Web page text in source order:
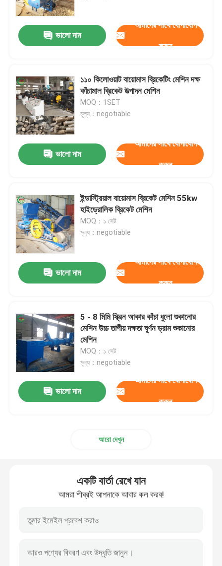
বাড়ি
আমাদের সম্পর্কে
কারখানা ভ্রমণ
মান নিয়ন্ত্রণ
কাঠ চিপার মেশিন
কাঠের কাঠের মেশিন
ভালো দাম
আমাদের সাথে যোগাযোগ
করুন
১১০ কিলোওয়াট বায়োমাস ব্রিকেটিং মেশিন দক্ষ
কাঁচামাল ব্রিকেট উত্পাদন মেশিন
MOQ：1SET
মূল্য：negotiable
ভালো দাম
আমাদের সাথে যোগাযোগ
করুন
ইন্ডাস্ট্রিয়াল বায়োমাস ব্রিকেট মেশিন 55kw
হাইড্রোলিক ব্রিকেট মেশিন
MOQ：১ সেট
মূল্য：negotiable
ভালো দাম
আমাদের সাথে যোগাযোগ
করুন
5 - 8 মিমি স্ক্রিন আকার কাঁচা ধুলো শুকানোর
মেশিন উচ্চ তাপীয় দক্ষতা ঘূর্ণন ড্রাম শুকানোর
মেশিন
MOQ：১ সেট
মূল্য：negotiable
ভালো দাম
আমাদের সাথে যোগাযোগ
করুন
আরো দেখুন
একটি বার্তা রেখে যান
আমরা শীঘ্রই আপনাকে আবার কল করব!